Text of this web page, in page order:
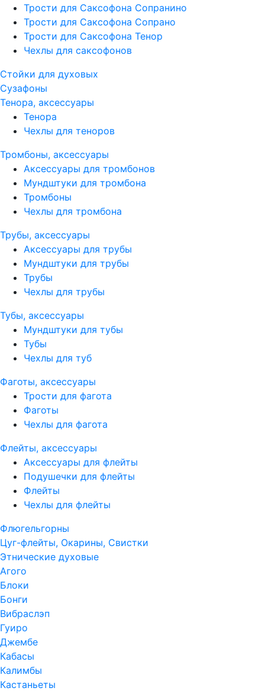
Трости для Саксофона Сопранино
Трости для Саксофона Сопрано
Трости для Саксофона Тенор
Чехлы для саксофонов
Стойки для духовых
Сузафоны
Тенора, аксессуары
Тенора
Чехлы для теноров
Тромбоны, аксессуары
Аксессуары для тромбонов
Мундштуки для тромбона
Тромбоны
Чехлы для тромбона
Трубы, аксессуары
Аксессуары для трубы
Мундштуки для трубы
Трубы
Чехлы для трубы
Тубы, аксессуары
Мундштуки для тубы
Тубы
Чехлы для туб
Фаготы, аксессуары
Трости для фагота
Фаготы
Чехлы для фагота
Флейты, аксессуары
Аксессуары для флейты
Подушечки для флейты
Флейты
Чехлы для флейты
Флюгельгорны
Цуг-флейты, Окарины, Свистки
Этнические духовые
Агого
Блоки
Бонги
Вибраслэп
Гуиро
Джембе
Кабасы
Калимбы
Кастаньеты